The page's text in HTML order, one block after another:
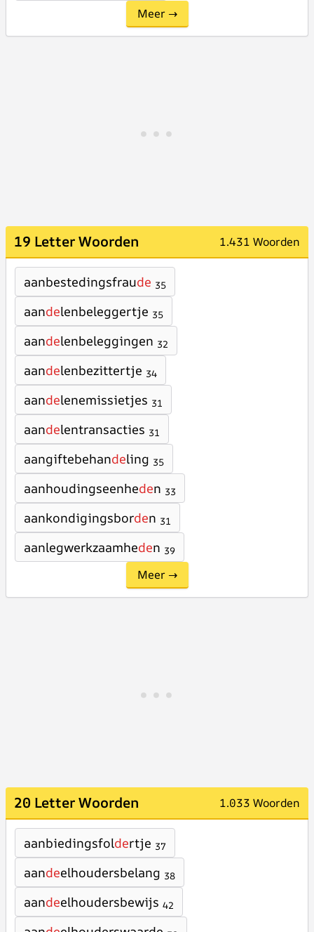
Meer →
19 Letter Woorden 1.431 Woorden
aanbestedingsfraude 35
aandelenbeleggertje 35
aandelenbeleggingen 32
aandelenbezittertje 34
aandelenemissietjes 31
aandelentransacties 31
aangiftebehandeling 35
aanhoudingseenheden 33
aankondigingsborden 31
aanlegwerkzaamheden 39
Meer →
20 Letter Woorden 1.033 Woorden
aanbiedingsfoldertje 37
aandeelhoudersbelang 38
aandeelhoudersbewijs 42